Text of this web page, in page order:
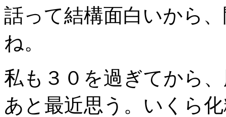
話って結構面白いから
ね。
私も３０を過ぎてから
あと最近思う。いくら